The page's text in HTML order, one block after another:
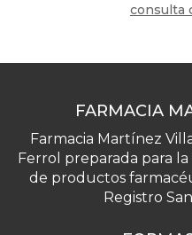
consulta
FARMACIA
Farmacia Martínez
Ferrol preparada para
de productos
Registro